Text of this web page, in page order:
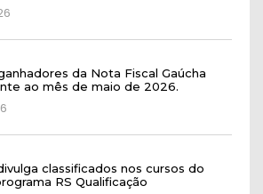
da Nota Fiscal Gaúcha
ao mês de maio de 2026.
classificados nos cursos do
RS Qualificação